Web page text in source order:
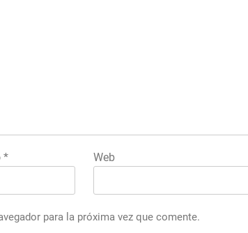
* Web
para la próxima vez que comente.